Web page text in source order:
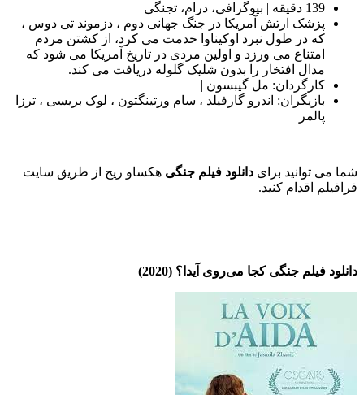
139 دقیقه | بیوگرافی، درام، تجنگی
پزشک ارتش آمریکا در جنگ جهانی دوم ، دزموند تی دوس ،
که در طول نبرد اوکیناوا خدمت می کرد، از کشتن مردم
امتناع می ورزد و اولین مردی در تاریخ آمریکا می شود که
مدال افتخار را بدون شلیک گلوله دریافت می کند.
کارگردان: مل گیبسون |
بازیگران: اندرو گارفیلد ، سام ورتینگتون ، لوک بریسی ، ترزا
پالمر
شما می توانید برای دانلود فیلم جنگی هکساو ریج از طریق سایت
فرافیلم اقدام کنید.
دانلود فیلم جنگی کجا می‌روی آیدا؟ (2020)